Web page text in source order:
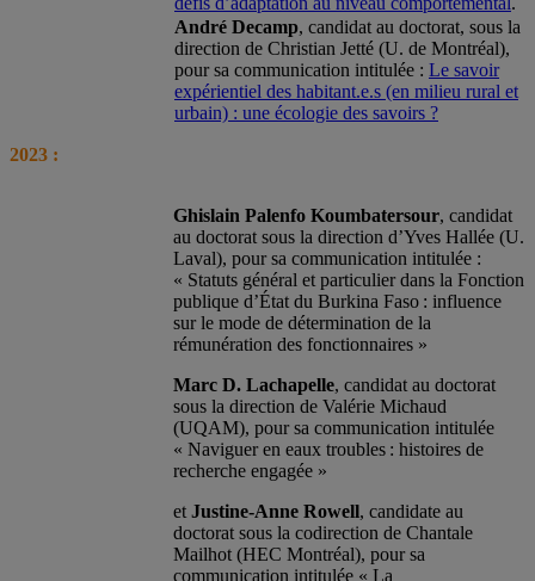
André Decamp, candidat au doctorat, sous la
direction de Christian Jetté (U. de Montréal),
pour sa communication intitulée : Le savoir
expérientiel des habitant.e.s (en milieu rural et
urbain) : une écologie des savoirs ?
2023 :
Ghislain Palenfo Koumbatersour, candidat
au doctorat sous la direction d’Yves Hallée (U.
Laval), pour sa communication intitulée :
« Statuts général et particulier dans la Fonction
publique d’État du Burkina Faso : influence
sur le mode de détermination de la
rémunération des fonctionnaires »
Marc D. Lachapelle, candidat au doctorat
sous la direction de Valérie Michaud
(UQAM), pour sa communication intitulée
« Naviguer en eaux troubles : histoires de
recherche engagée »
et Justine-Anne Rowell, candidate au
doctorat sous la codirection de Chantale
Mailhot (HEC Montréal), pour sa
communication intitulée « La